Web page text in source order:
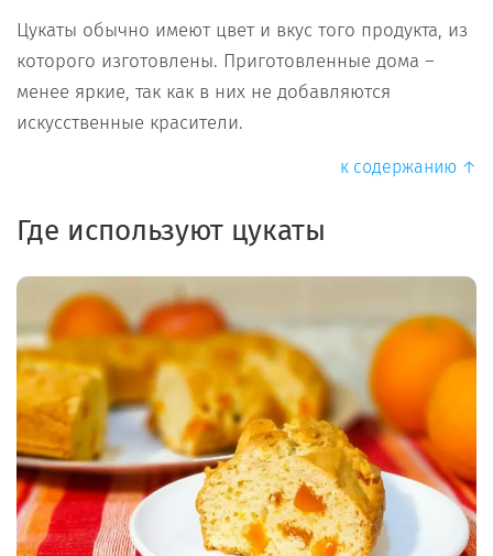
Цукаты обычно имеют цвет и вкус того продукта, из
которого изготовлены. Приготовленные дома –
менее яркие, так как в них не добавляются
искусственные красители.
к содержанию ↑
Где используют цукаты